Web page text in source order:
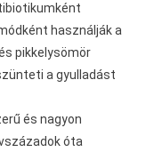
használják a
pikkelysömör
a gyulladást
és nagyon
óta